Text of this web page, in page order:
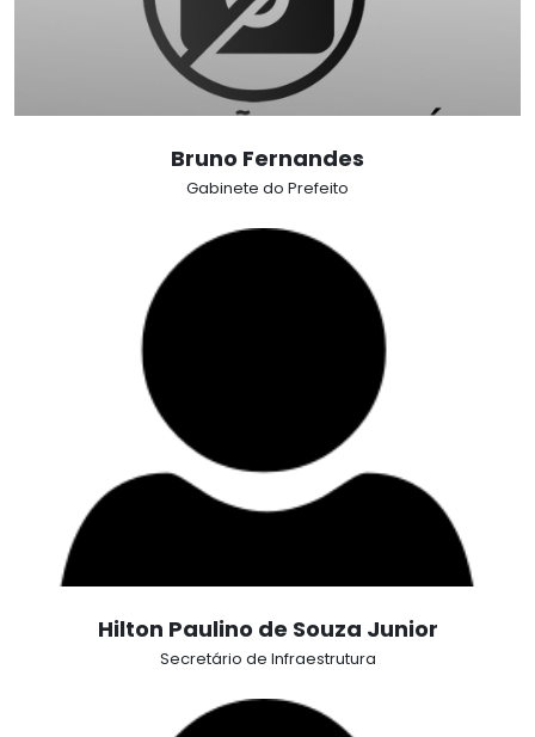
Bruno Fernandes
Gabinete do Prefeito
Hilton Paulino de Souza Junior
Secretário de Infraestrutura